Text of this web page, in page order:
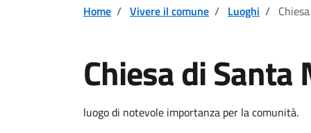
Home / Vivere il comune / Luoghi /
Chiesa di
Descrizione breve
luogo di notevole importanza per la comunità.